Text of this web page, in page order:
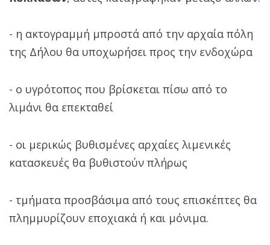
- η ακτογραμμή μπροστά από την αρχαία πόλη
της Δήλου θα υποχωρήσει προς την ενδοχώρα
- ο υγρότοπος που βρίσκεται πίσω από το
λιμάνι θα επεκταθεί
- οι μερικώς βυθισμένες αρχαίες λιμενικές
κατασκευές θα βυθιστούν πλήρως
- τμήματα προσβάσιμα από τους επισκέπτες θα
πλημμυρίζουν εποχιακά ή και μόνιμα.